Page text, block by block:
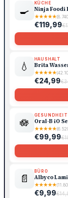
🍳
KÜCHE
Ninja Foodi
★★★★★
€119,99
💧
HAUSHALT
Brita
★★★★★
€24,99
🪷
GESUNDHEIT
Oral-B iO
★★★★★
€99,99
📄
BÜRO
Albyco
★★★★★
€9,99